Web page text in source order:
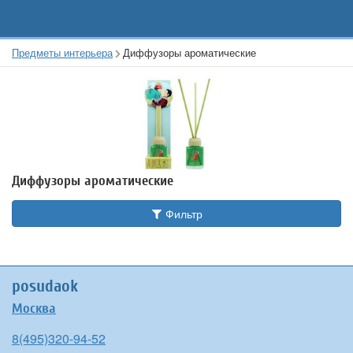
Предметы интерьера Диффузоры ароматические
Диффузоры ароматические
Фильтр
posudaok
Москва
8(495)320-94-52